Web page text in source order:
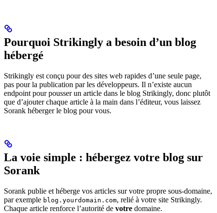
Pourquoi Strikingly a besoin d’un blog
hébergé
Strikingly est conçu pour des sites web rapides d’une seule page,
pas pour la publication par les développeurs. Il n’existe aucun
endpoint pour pousser un article dans le blog Strikingly, donc plutôt
que d’ajouter chaque article à la main dans l’éditeur, vous laissez
Sorank héberger le blog pour vous.
La voie simple : hébergez votre blog sur
Sorank
Sorank publie et héberge vos articles sur votre propre sous-domaine,
par exemple blog.yourdomain.com, relié à votre site Strikingly.
Chaque article renforce l’autorité de votre domaine.